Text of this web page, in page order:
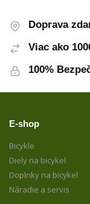
Doprava
Viac ako
100%
E-shop
Bicykle
Diely na bicykel
Doplnky na bicykel
Náradie a servis